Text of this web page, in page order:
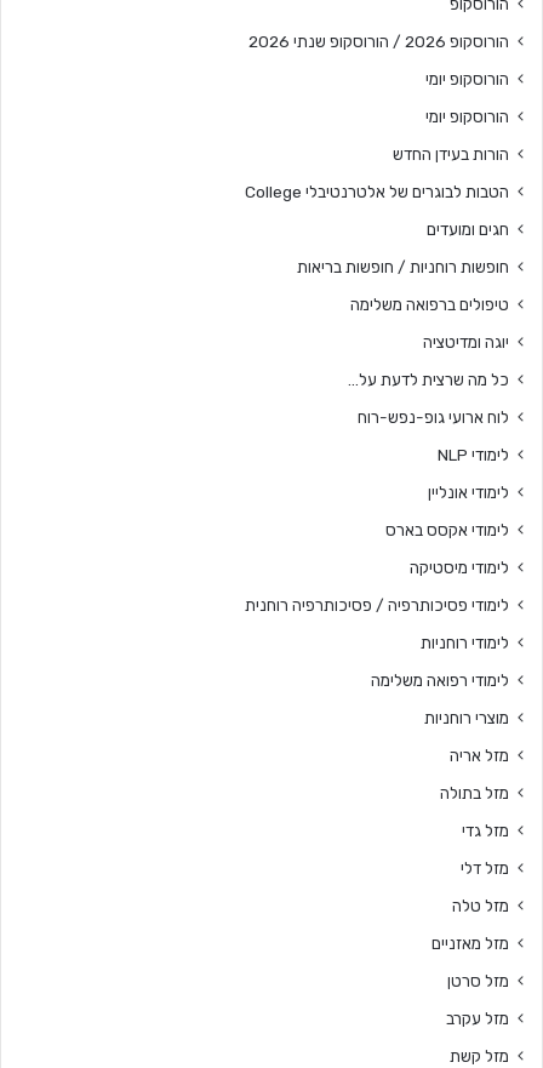
הורוסקופ 2026 / הורוסקופ שנתי 2026
הורוסקופ יומי
הורוסקופ יומי
הורות בעידן החדש
הטבות לבוגרים של אלטרנטיבלי College
חגים ומועדים
חופשות רוחניות / חופשות בריאות
טיפולים ברפואה משלימה
יוגה ומדיטציה
כל מה שרצית לדעת על…
לוח ארועי גופ-נפש-רוח
לימודי NLP
לימודי אונליין
לימודי אקסס בארס
לימודי מיסטיקה
לימודי פסיכותרפיה / פסיכותרפיה רוחנית
לימודי רוחניות
לימודי רפואה משלימה
מוצרי רוחניות
מזל אריה
מזל בתולה
מזל גדי
מזל דלי
מזל טלה
מזל מאזניים
מזל סרטן
מזל עקרב
מזל קשת